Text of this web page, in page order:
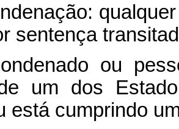
sentença
ou
um dos
está cumprindo